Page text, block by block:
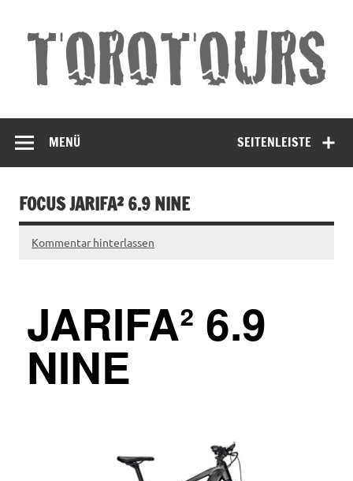
Andalusien
SEITENLEISTE
MENÜ
FOCUS JARIFA² 6.9 NINE
Kommentar hinterlassen
JARIFA² 6.9
NINE